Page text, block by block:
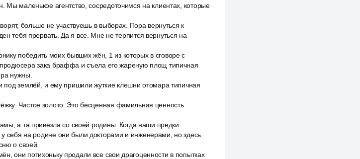
Мы маленькое агентство, сосредоточимся на клиентах, которые
больше не участвуешь в выборах. Пора вернуться к
тебя прервать. Да я все. Мне не терпится вернуться на
победить моих бывших жён, 1 из которых в сговоре с
зака браффа и съела его жареную площ типичная
нужны.
под землёй, и ему пришили жуткие клешни отомара типичная
Чистое золото. Это бесценная фамильная ценность
а та привезла со своей родины. Когда наши предки
себя на родине они были докторами и инженерами, но здесь
о своей.
они потихоньку продали все свои драгоценности в попытках